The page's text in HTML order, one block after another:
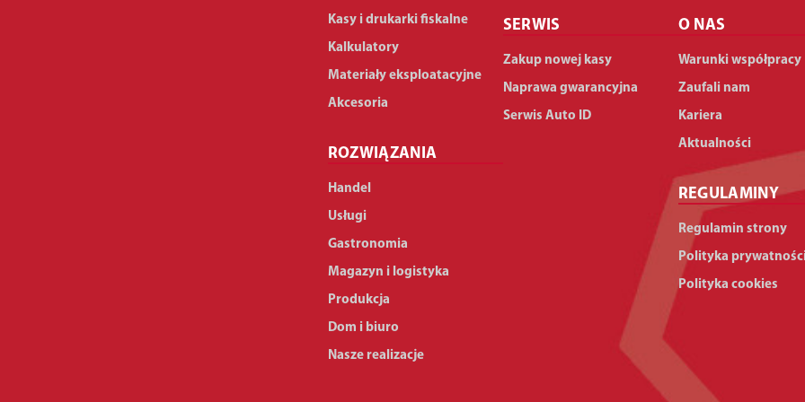
Kasy i drukarki fiskalne
Kalkulatory
Materiały eksploatacyjne
Akcesoria
ROZWIĄZANIA
Handel
Usługi
Gastronomia
Magazyn i logistyka
Produkcja
Dom i biuro
Nasze realizacje
SERWIS
Zakup nowej kasy
Naprawa gwarancyjna
Serwis Auto ID
O NAS
Warunki współpracy
Zaufali nam
Kariera
Aktualności
REGULAMINY
Regulamin strony
Polityka
Polityka cookies